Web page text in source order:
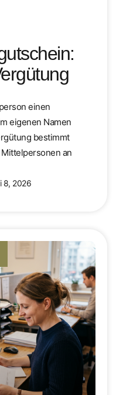
einen
eigenen Namen
bestimmt
an
8, 2026